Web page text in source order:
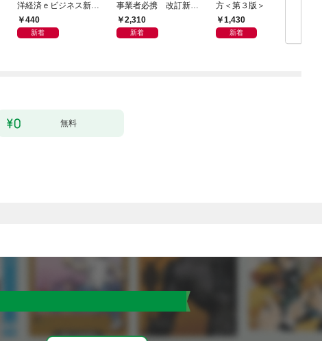
洋経済ｅビジネス新書
Ｎo.493
440
新着
事業者必携 改訂新
版 中小企業のための
株式会社【株主総会・
2,310
新着
方＜第３版＞
1,430
新着
無料